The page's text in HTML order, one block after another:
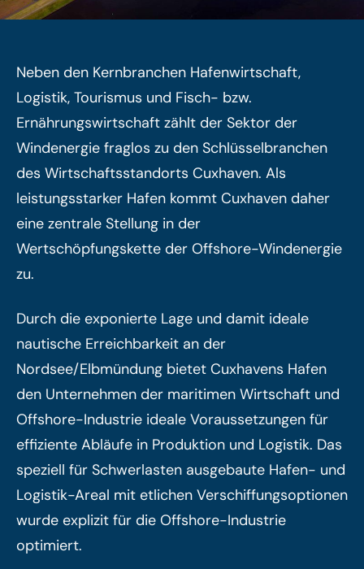
Neben den Kernbranchen Hafenwirtschaft,
Logistik, Tourismus und Fisch- bzw.
Ernährungswirtschaft zählt der Sektor der
Windenergie fraglos zu den Schlüsselbranchen
des Wirtschaftsstandorts Cuxhaven. Als
leistungsstarker Hafen kommt Cuxhaven daher
eine zentrale Stellung in der
Wertschöpfungskette der Offshore-Windenergie
zu.
Durch die exponierte Lage und damit ideale
nautische Erreichbarkeit an der
Nordsee/Elbmündung bietet Cuxhavens Hafen
den Unternehmen der maritimen Wirtschaft und
Offshore-Industrie ideale Voraussetzungen für
effiziente Abläufe in Produktion und Logistik. Das
speziell für Schwerlasten ausgebaute Hafen- und
Logistik-Areal mit etlichen Verschiffungsoptionen
wurde explizit für die Offshore-Industrie
optimiert.